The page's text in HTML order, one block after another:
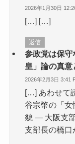
2026年1月30日
[…] […]
返信
参政党は保
皇」論の真
2026年2月3日 3:41
[…] あわせて
谷宗幣の「女
貌 — 大阪支
支部長の橋